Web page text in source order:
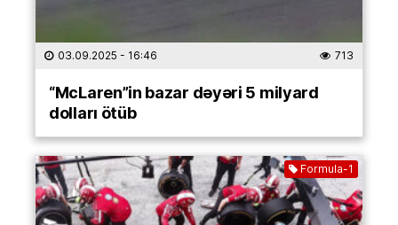
03.09.2025 - 16:46 713
“McLaren”in bazar dəyəri 5 milyard
dolları ötüb
Formula-1